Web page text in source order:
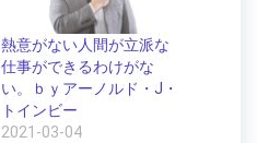
熱意がない人間が立派な
仕事ができるわけがな
い。ｂｙアーノルド・J・
トインビー
2021-03-04